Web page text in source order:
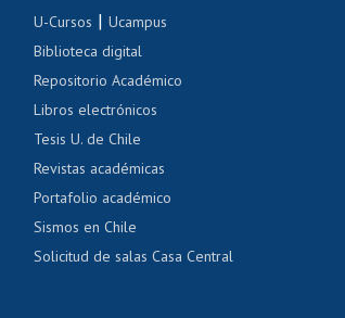
Cursos de español
Denuncias administrativas
U-Cursos |Ucampus
Biblioteca digital
Repositorio Académico
Libros electrónicos
Tesis U. de Chile
Revistas académicas
Portafolio académico
Sismos en Chile
Solicitud de salas Casa Central